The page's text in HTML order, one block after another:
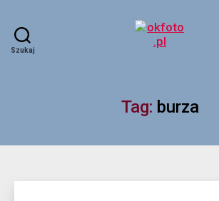
Szukaj
Tag: burza